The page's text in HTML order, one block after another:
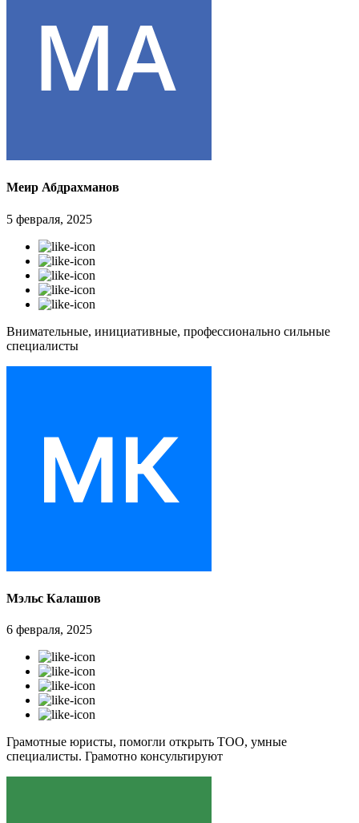
Меир Абдрахманов
5 февраля, 2025
Внимательные, инициативные, профессионально сильные
специалисты
Мэльс Калашов
6 февраля, 2025
Грамотные юристы, помогли открыть ТОО, умные
специалисты. Грамотно консультируют